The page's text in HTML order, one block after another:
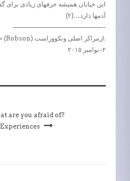
این خیابان همیشه حرفهای زیادی برای
آدمها دارد…(٢)
——————————————-
١-خیابان «رابسون» (Robson) ازمراکز اصلی ونکووراست.
٢-نوامبر ٢٠١٥
are you afraid of?